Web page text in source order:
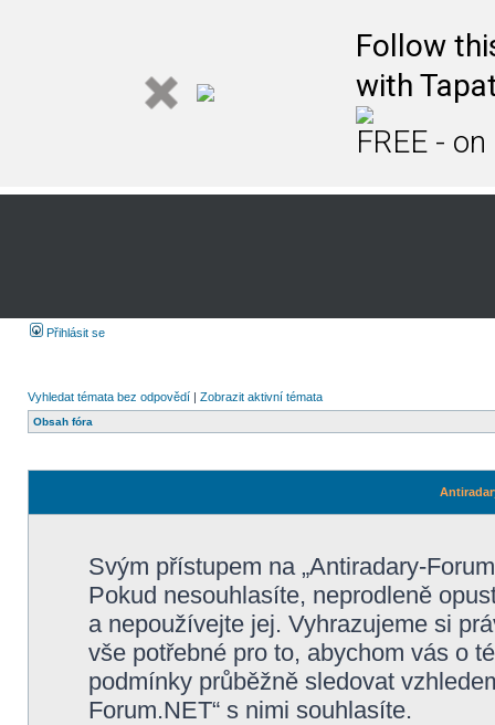
Follow
with
FREE -
Přihlásit se
Vyhledat témata bez odpovědí | Zobrazit aktivní témata
Obsah fóra
Svým přístupem na „Antiradary-
Pokud nesouhlasíte, neprodleně
a nepoužívejte jej. Vyhrazujeme si
vše potřebné pro to, abychom vás o
podmínky průběžně sledovat
Forum.NET“ s nimi souhlasíte.